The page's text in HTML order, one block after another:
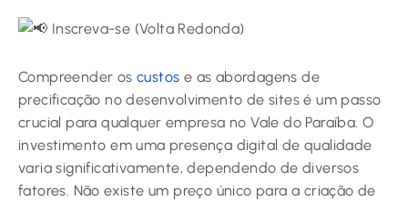
Compreender oscustos e as abordagens de
precificação no desenvolvimento de sites é um passo
crucial para qualquer empresa no Vale do Paraíba. O
investimento em uma presença digital de qualidade
varia significativamente, dependendo de diversos
fatores. Não existe um preço único para a criação de